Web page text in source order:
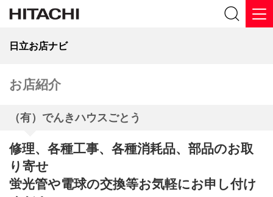
日立お店ナビ
お店紹介
（有）でんきハウスごとう
修理、各種工事、各種消耗品、部品のお取
り寄せ
蛍光管や電球の交換等お気軽にお申し付け